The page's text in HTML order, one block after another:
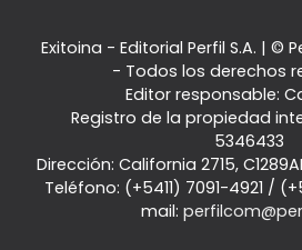
Exitoina - Editorial Perfil S.A. | ©
- Todos los derechos
Editor responsable:
Registro de la propiedad
5346433
Dirección: California 2715,
Teléfono: (+5411) 7091-4921 /
mail: